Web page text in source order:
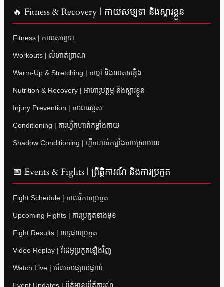
🔥 Fitness & Recovery | កាយសម្បទា និងស្តារខ្លួន
Fitness | កាយសម្បទា
Workouts | លំហាត់ប្រាណ
Warm-Up & Stretching | កម្តៅ និងលាតសន្ធឹង
Nutrition & Recovery | អាហារូបត្ថម្ភ និងស្តារខ្លួន
Injury Prevention | ការពាររបួស
Conditioning | ការហ្វឹកហាត់កម្លាំងកាយ
Shadow Conditioning | ហ្វឹកហាត់កម្លាំងតាមស្រមោល
📅 Events & Fights | ព្រឹត្តិការណ៍ និងការប្រកួត
Fight Schedule | កាលវិភាគប្រកួត
Upcoming Fights | ការប្រកួតខាងមុខ
Fight Results | លទ្ធផលប្រកួត
Video Replay | វីដេអូប្រកួតឡើងវិញ
Watch Live | មើលការផ្សាយផ្ទាល់
Event Updates | ព័ត៌មានព្រឹត្តិការណ៍